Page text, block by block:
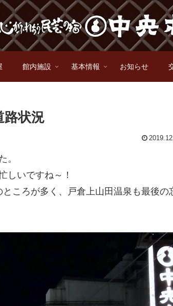
館内施設 基本情報 お知らせ
路状況
。
しいですね～！
ころが多く、戸倉上山田温泉も最後の